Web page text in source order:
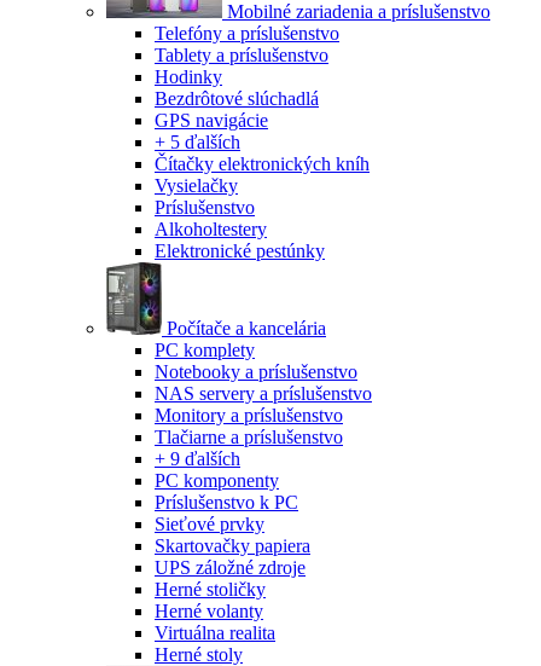
Mobilné zariadenia a príslušenstvo
Telefóny a príslušenstvo
Tablety a príslušenstvo
Hodinky
Bezdrôtové slúchadlá
GPS navigácie
+ 5 ďalších
Čítačky elektronických kníh
Vysielačky
Príslušenstvo
Alkoholtestery
Elektronické pestúnky
Počítače a kancelária
PC komplety
Notebooky a príslušenstvo
NAS servery a príslušenstvo
Monitory a príslušenstvo
Tlačiarne a príslušenstvo
+ 9 ďalších
PC komponenty
Príslušenstvo k PC
Sieťové prvky
Skartovačky papiera
UPS záložné zdroje
Herné stoličky
Herné volanty
Virtuálna realita
Herné stoly